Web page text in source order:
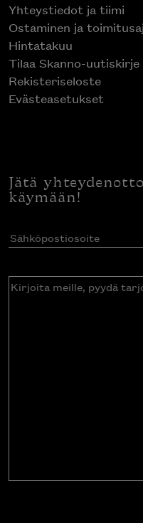
Yhteystiedot ja tiimi
Ostaminen ja
Hintatakuu
Tilaa Skanno-uutiskirje
Rekisteriseloste
Evästeasetukset
Jätä
käymään!
Sähköpostiosoite
Kirjoita